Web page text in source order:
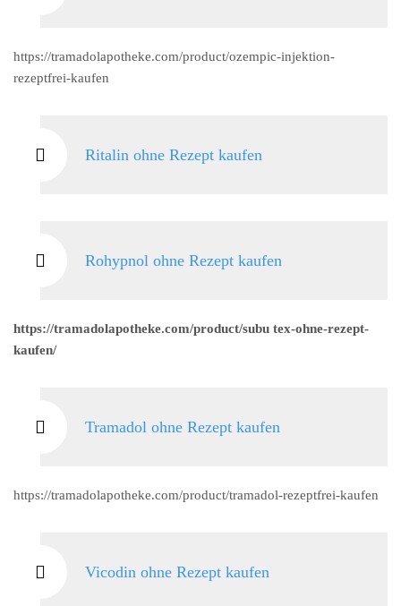
https://tramadolapotheke.com/product/ozempic-injektion-
rezeptfrei-kaufen
Ritalin ohne Rezept kaufen
Rohypnol ohne Rezept kaufen
https://tramadolapotheke.com/product/subu tex-ohne-rezept-
kaufen/
Tramadol ohne Rezept kaufen
https://tramadolapotheke.com/product/tramadol-rezeptfrei-kaufen
Vicodin ohne Rezept kaufen